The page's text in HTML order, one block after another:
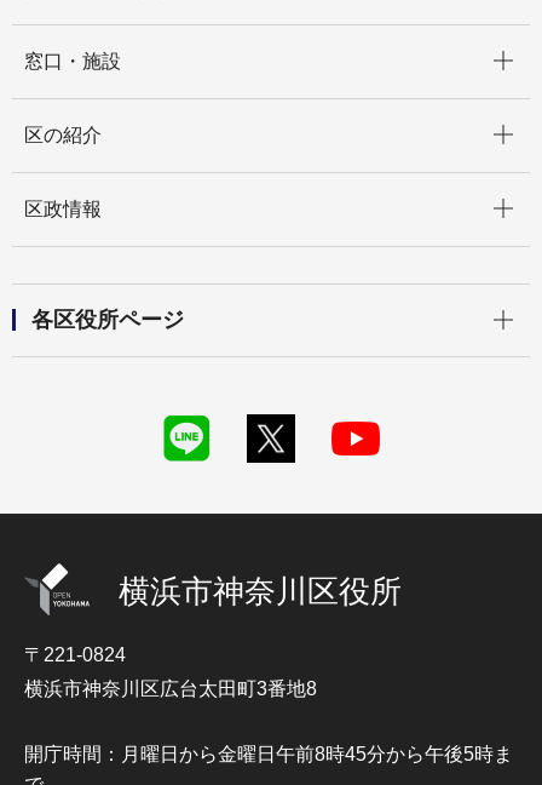
窓口・施設
区の紹介
区政情報
各区役所ページ
横浜市神奈川区役所
〒221-0824
横浜市神奈川区広台太田町3番地8
開庁時間：月曜日から金曜日午前8時45分から午後5時ま